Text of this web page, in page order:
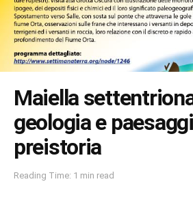
Maiella
geologia e
preistoria
Reading Time: 1 min read